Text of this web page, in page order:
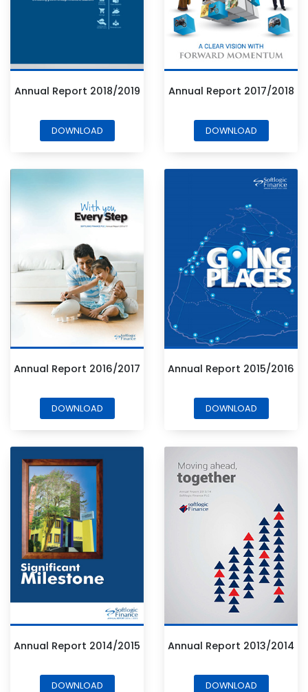
Annual Report 2018/2019
DOWNLOAD
Annual Report 2017/2018
DOWNLOAD
Annual Report 2016/2017
DOWNLOAD
Annual Report 2015/2016
DOWNLOAD
Annual Report 2014/2015
DOWNLOAD
Annual Report 2013/2014
DOWNLOAD